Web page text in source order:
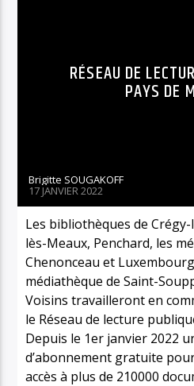
RÉSEAU DE
PAYS DE
Brigitte SOUGAKOFF
17 JANVIER 2022
Les bibliothèques de
lès-Meaux, Penchard, les
Chenonceau et
médiathèque de Saint-
Voisins travailleront en
le Réseau de lecture
Depuis le 1er janvier 2022
d’abonnement gratuite
accès à plus de 210000